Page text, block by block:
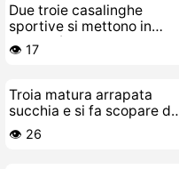
Due troie casalinghe
sportive si mettono in
modalità lesbo totale
👁️ 17
Troia matura arrapata
succhia e si fa scopare da
un negro
👁️ 26